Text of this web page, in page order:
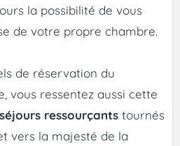
la possibilité de vous
de votre propre chambre.
de réservation du
vous ressentez aussi cette
ressourçants tournés
vers la majesté de la